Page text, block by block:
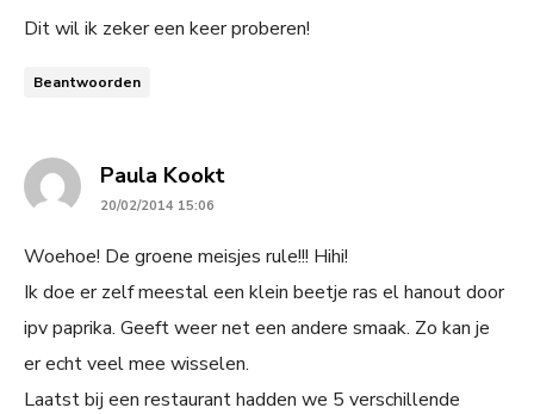
Dit wil ik zeker een keer proberen!
Beantwoorden
Paula Kooktsays:
20/02/2014 15:06
Woehoe! De groene meisjes rule!!! Hihi!
Ik doe er zelf meestal een klein beetje ras el hanout door
ipv paprika. Geeft weer net een andere smaak. Zo kan je
er echt veel mee wisselen.
Laatst bij een restaurant hadden we 5 verschillende